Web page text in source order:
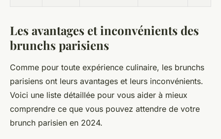
Les avantages et inconvénients des
brunchs parisiens
Comme pour toute expérience culinaire, les brunchs
parisiens ont leurs avantages et leurs inconvénients.
Voici une liste détaillée pour vous aider à mieux
comprendre ce que vous pouvez attendre de votre
brunch parisien en 2024.